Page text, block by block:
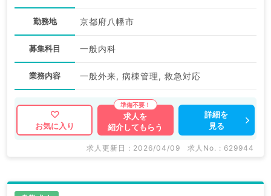
勤務地 京都府八幡市
募集科目 一般内科
業務内容 一般外来, 病棟管理, 救急対応
お気に入り
求人を
紹介してもらう
詳細を
見る
求人更新日 : 2026/04/09 求人No. : 629944